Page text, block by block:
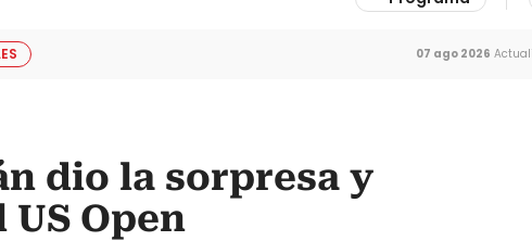
07 ago 2026
dio la sorpresa y
Open